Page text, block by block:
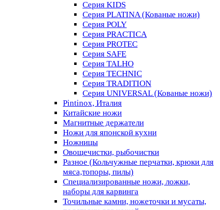
Серия KIDS
Серия PLATINA (Кованые ножи)
Серия POLY
Серия PRACTICA
Серия PROTEC
Серия SAFE
Серия TALHO
Серия TECHNIC
Серия TRADITION
Серия UNIVERSAL (Кованые ножи)
Pintinox, Италия
Китайские ножи
Магнитные держатели
Ножи для японской кухни
Ножницы
Овощечистки, рыбочистки
Разное (Кольчужные перчатки, крюки для
мяса,топоры, пилы)
Специализированные ножи, ложки,
наборы для карвинга
Точильные камни, ножеточки и мусаты,